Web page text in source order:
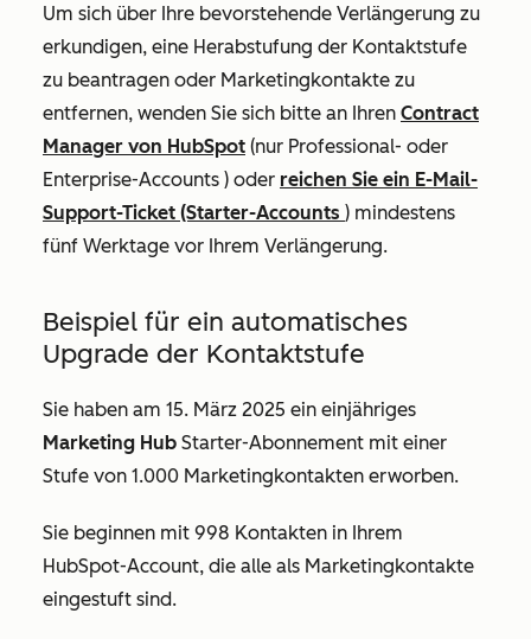
Um sich über Ihre bevorstehende Verlängerung zu
erkundigen, eine Herabstufung der Kontaktstufe
zu beantragen oder Marketingkontakte zu
entfernen, wenden Sie sich bitte an Ihren Contract
Manager von HubSpot (nur Professional- oder
Enterprise-Accounts ) oder reichen Sie ein E-Mail-
Support-Ticket (Starter-Accounts ) mindestens
fünf Werktage vor Ihrem Verlängerung.
Beispiel für ein automatisches
Upgrade der Kontaktstufe
Sie haben am 15. März 2025 ein einjähriges
Marketing Hub Starter-Abonnement mit einer
Stufe von 1.000 Marketingkontakten erworben.
Sie beginnen mit 998 Kontakten in Ihrem
HubSpot-Account, die alle als Marketingkontakte
eingestuft sind.